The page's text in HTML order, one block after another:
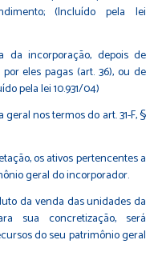
(Incluído pela lei
da incorporação, depois de
eles pagas (art. 36), ou de
pela lei 10.931/04)
nos termos do art. 31-F, §
os ativos pertencentes a
geral do incorporador.
da venda das unidades da
sua concretização, será
do seu patrimônio geral